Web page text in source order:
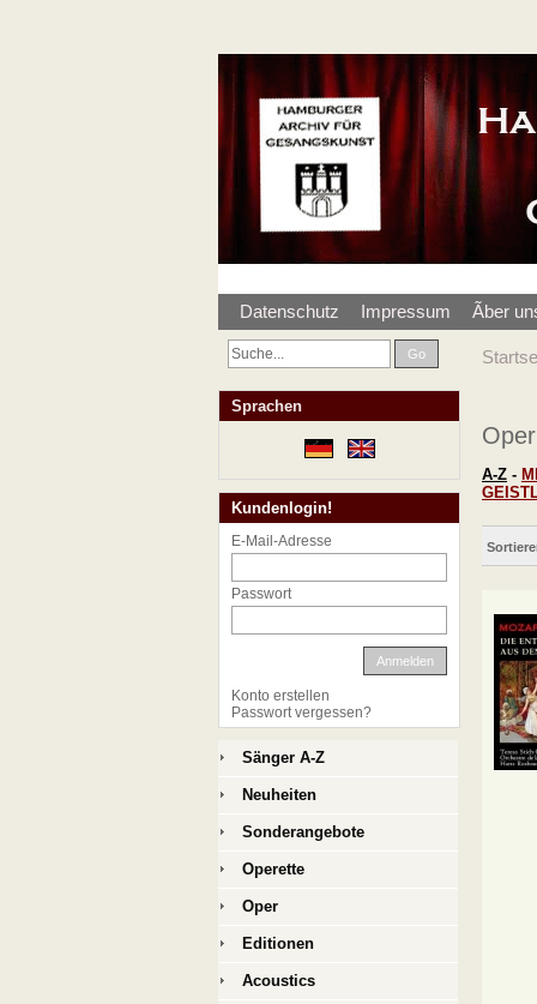
Datenschutz Impressum Ãber
Go
Oper
A-Z -
Sprachen
Kundenlogin!
E-Mail-Adresse
Passwort
Anmelden
Konto erstellen
Passwort vergessen?
Sänger A-Z
Neuheiten
Sonderangebote
Operette
Oper
Editionen
Acoustics